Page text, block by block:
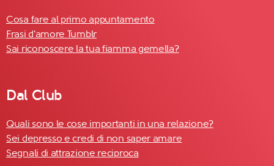
Cosa fare al primo appuntamento
Frasi d'amore Tumblr
Sai riconoscere la tua fiamma gemella?
Dal Club
Quali sono le cose importanti in una relazione?
Sei depresso e credi di non saper amare
Segnali di attrazione reciproca